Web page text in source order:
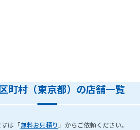
町村（東京都）の店舗一覧
は「無料お見積り 」からご依頼ください。